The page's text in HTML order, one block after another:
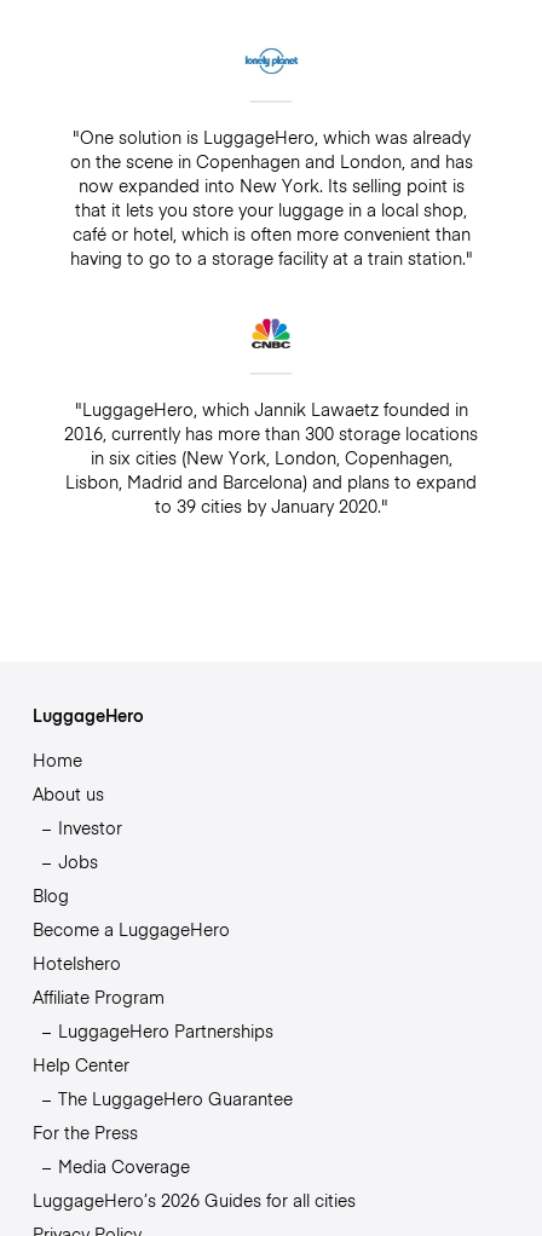
"One solution is LuggageHero, which was already
on the scene in Copenhagen and London, and has
now expanded into New York. Its selling point is
that it lets you store your luggage in a local shop,
café or hotel, which is often more convenient than
having to go to a storage facility at a train station."
"LuggageHero, which Jannik Lawaetz founded in
2016, currently has more than 300 storage locations
in six cities (New York, London, Copenhagen,
Lisbon, Madrid and Barcelona) and plans to expand
to 39 cities by January 2020."
LuggageHero
Home
About us
Investor
Jobs
Blog
Become a LuggageHero
Hotelshero
Affiliate Program
LuggageHero Partnerships
Help Center
The LuggageHero Guarantee
For the Press
Media Coverage
LuggageHero’s 2026 Guides for all cities